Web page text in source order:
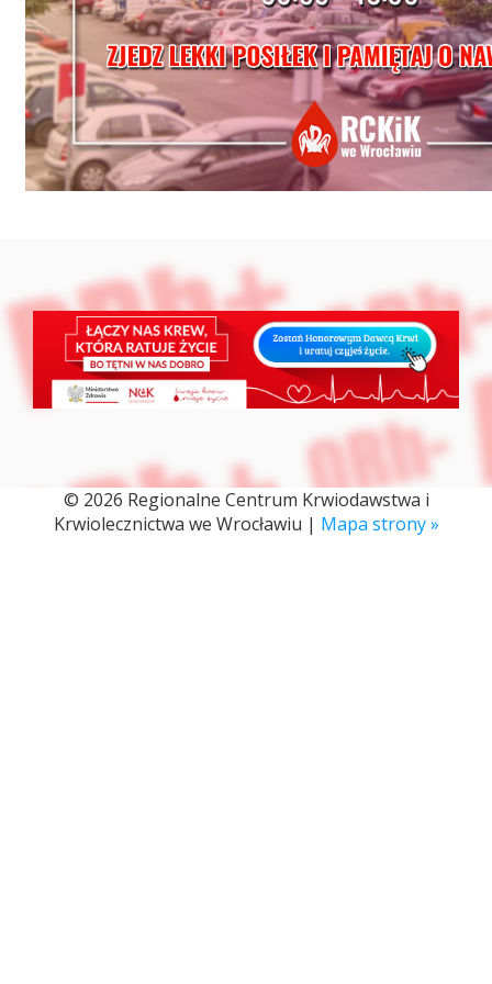
© 2026 Regionalne Centrum Krwiodawstwa i
Krwiolecznictwa we Wrocławiu | Mapa strony »